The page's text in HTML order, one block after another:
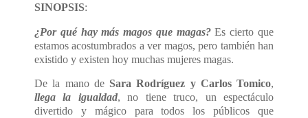
SINOPSIS:
¿Por qué hay más magos que magas?Es cierto que
estamos acostumbrados a ver magos, pero también han
existido y existen hoy muchas mujeres magas.
De la mano de Sara Rodríguez y Carlos Tomico,
llega la igualdad, no tiene truco, un espectáculo
divertido y mágico para todos los públicos que